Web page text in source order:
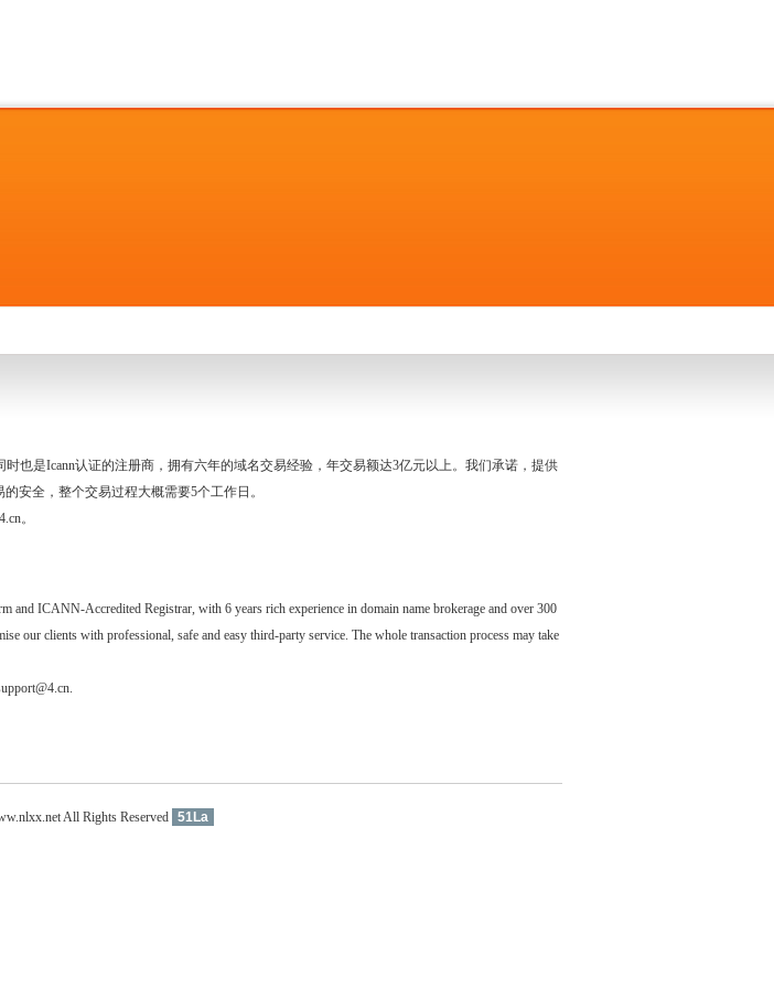
也是Icann认证的注册商，拥有六年的域名交易经验，年交易额达3亿元以上。我们承诺，提供
安全，整个交易过程大概需要5个工作日。
。
and ICANN-Accredited Registrar, with 6 years rich experience in domain name brokerage and over 300
our clients with professional, safe and easy third-party service. The whole transaction process may take
All Rights Reserved 51La